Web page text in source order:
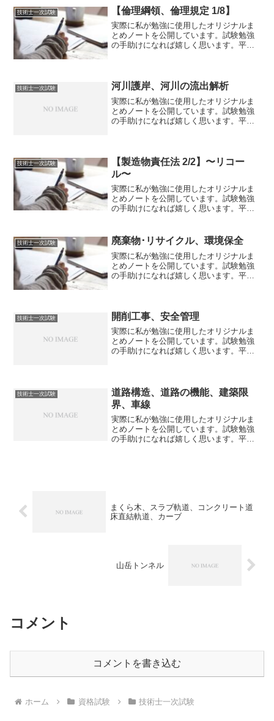
技術士一次試験 【倫理綱領、倫理規定 1/8】
実際に私が勉強に使用したオリジナルま
とめノートを公開しています。試験勉強
の手助けになれば嬉しく思います。平成
系学協会が〜様々な...
技術士一次試験 河川護岸、河川の流出解析
実際に私が勉強に使用したオリジナルま
とめノートを公開しています。試験勉強
の手助けになれば嬉しく思います。平成
岸を保護することを主...
技術士一次試験
【製造物責任法 2/2】〜リコー
ル〜
実際に私が勉強に使用したオリジナルま
とめノートを公開しています。試験勉強
の手助けになれば嬉しく思います。平成
です。【リコール】〇事業者にとって、
消費者に安全な製品を...
技術士一次試験 廃棄物･リサイクル、環境保全
実際に私が勉強に使用したオリジナルま
とめノートを公開しています。試験勉強
の手助けになれば嬉しく思います。平成
産、大量消費、大量...
技術士一次試験 開削工事、安全管理
実際に私が勉強に使用したオリジナルま
とめノートを公開しています。試験勉強
の手助けになれば嬉しく思います。平成
圧を支持する形式。比...
技術士一次試験
道路構造、道路の機能、建築限
界、車線
実際に私が勉強に使用したオリジナルま
とめノートを公開しています。試験勉強
の手助けになれば嬉しく思います。平成
まくら木、スラブ軌道、コンクリート道
床直結軌道、カーブ
山岳トンネル
コメント
コメントを書き込む
ホーム 資格試験 技術士一次試験